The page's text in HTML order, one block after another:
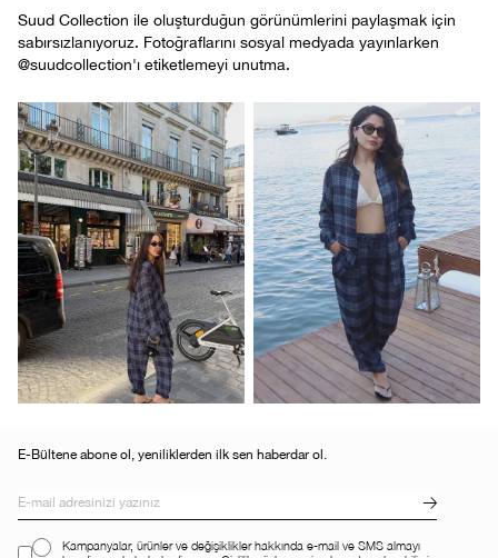
Suud Collection ile oluşturduğun görünümlerini paylaşmak için
sabırsızlanıyoruz. Fotoğraflarını sosyal medyada yayınlarken
@suudcollection'ı etiketlemeyi unutma.
E-Bültene abone ol, yeniliklerden ilk sen haberdar ol.
Kampanyalar, ürünler ve değişiklikler hakkında e-mail ve SMS almayı